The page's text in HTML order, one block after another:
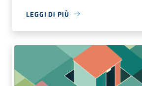
LEGGI DI PIÙ